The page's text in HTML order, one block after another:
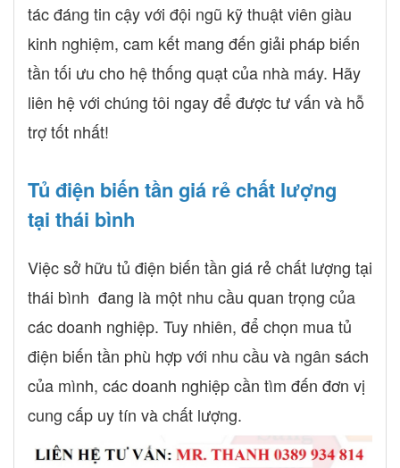
tác đáng tin cậy với đội ngũ kỹ thuật viên giàu
kinh nghiệm, cam kết mang đến giải pháp biến
tần tối ưu cho hệ thống quạt của nhà máy. Hãy
liên hệ với chúng tôi ngay để được tư vấn và hỗ
trợ tốt nhất!
Tủ điện biến tần giá rẻ chất lượng
tại thái bình
Việc sở hữu tủ điện biến tần giá rẻ chất lượng tại
thái bình đang là một nhu cầu quan trọng của
các doanh nghiệp. Tuy nhiên, để chọn mua tủ
điện biến tần phù hợp với nhu cầu và ngân sách
của mình, các doanh nghiệp cần tìm đến đơn vị
cung cấp uy tín và chất lượng.